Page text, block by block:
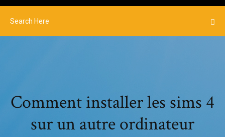
Comment installer les sims 4
sur un autre ordinateur